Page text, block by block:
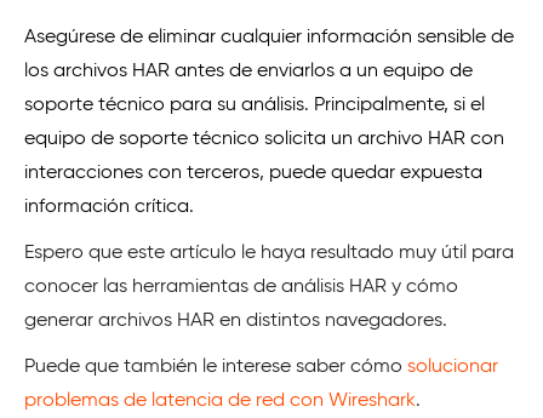
Asegúrese de eliminar cualquier información sensible de
los archivos HAR antes de enviarlos a un equipo de
soporte técnico para su análisis. Principalmente, si el
equipo de soporte técnico solicita un archivo HAR con
interacciones con terceros, puede quedar expuesta
información crítica.
Espero que este artículo le haya resultado muy útil para
conocer las herramientas de análisis HAR y cómo
generar archivos HAR en distintos navegadores.
Puede que también le interese saber cómo solucionar
problemas de latencia de red con Wireshark.